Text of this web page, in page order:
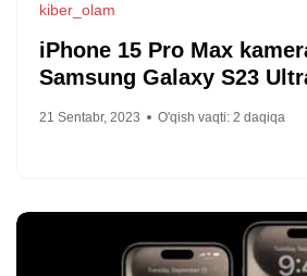
kiber_olam
iPhone 15 Pro Max
Samsung Galaxy S23
21 Sentabr, 2023 O'qish vaqti: 2 daqiqa